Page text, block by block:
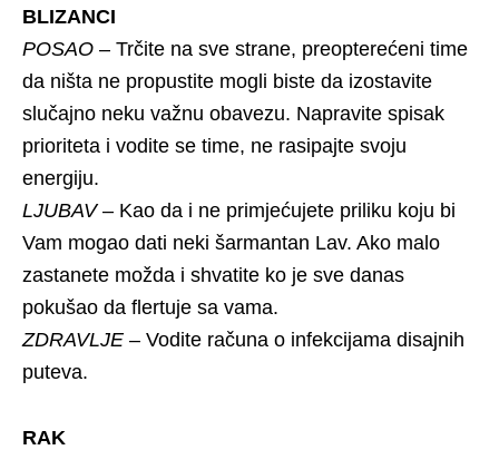
BLIZANCI
POSAO – Trčite na sve strane, preopterećeni time
da ništa ne propustite mogli biste da izostavite
slučajno neku važnu obavezu. Napravite spisak
prioriteta i vodite se time, ne rasipajte svoju
energiju.
LJUBAV– Kao da i ne primjećujete priliku koju bi
Vam mogao dati neki šarmantan Lav. Ako malo
zastanete možda i shvatite ko je sve danas
pokušao da flertuje sa vama.
ZDRAVLJE – Vodite računa o infekcijama disajnih
puteva.
RAK